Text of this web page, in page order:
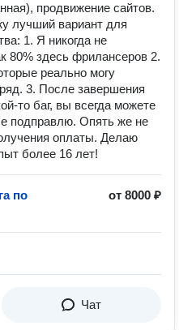
продвижение сайтов.
лучший вариант для
1. Я никогда не
80% здесь фрилансеров 2.
реально могу
3. После завершения
то баг, вы всегда можете
подправлю. Опять же не
оплаты. Делаю
более 16 лет!
по
от 8000 ₽
Чат